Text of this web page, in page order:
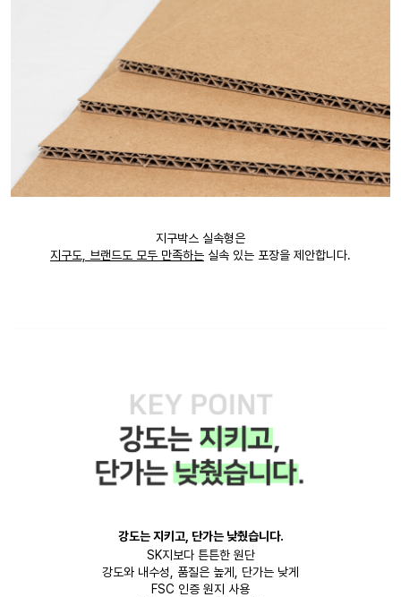
지구박스 실속형은
지구도, 브랜드도 모두 만족하는 실속 있는 포장을 제안합니다.
강도는 지키고, 단가는 낮췄습니다.
SK지보다 튼튼한 원단
강도와 내수성, 품질은 높게, 단가는 낮게
FSC 인증 원지 사용